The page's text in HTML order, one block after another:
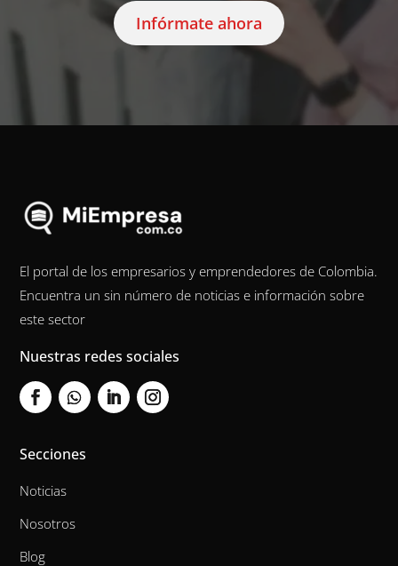
Infórmate ahora
El portal de los empresarios y emprendedores de Colombia.
Encuentra un sin número de noticias e información sobre
este sector
Nuestras redes sociales
Secciones
Noticias
Nosotros
Blog